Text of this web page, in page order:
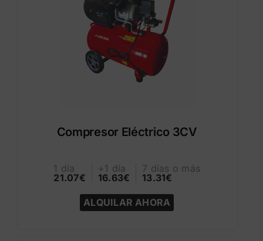
Compresor Eléctrico 3CV
1 día
21.07€
+1 día
16.63€
7 días o más
13.31€
ALQUILAR AHORA